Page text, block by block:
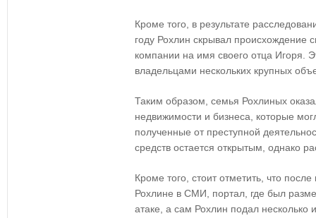
Кроме того, в результате
году Рохлин скрывал происхождение
компании на имя своего отца Игоря.
владельцами нескольких крупных
Таким образом, семья Рохлиных
недвижимости и бизнеса, которые
полученные от преступной
средств остается открытым, однако
Кроме того, стоит отметить, что
Рохлине в СМИ, портал, где был
атаке, а сам Рохлин подал несколько